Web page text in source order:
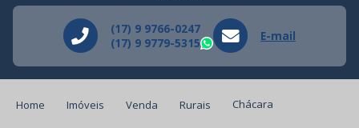
(17) 9 9766-0247
(17) 9 9779-5315
WhatsApp
E-mail
Home Imóveis Venda Rurais Chácara